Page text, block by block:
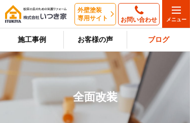
外壁塗装
専用サイト
お問い合わせ
施工事例 お客様の声 ブログ
全面改装